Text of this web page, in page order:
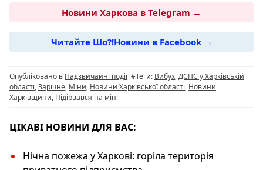
e
b
o
o
k
e
g
ra
m
at
s
A
p
p
er p
y
Li
n
k
Новини Харкова в Telegram →
Читайте Шо?!Новини в Facebook →
Опубліковано в Надзвичайні події #Теги: Вибух,ДСНС у Харківській
області,Зарічне, Міни, Новини Харківської області, Новини
Харківщини, Підірвався на міні
ЦІКАВІ НОВИНИ ДЛЯ ВАС:
Нічна пожежа у Харкові: горіла територія